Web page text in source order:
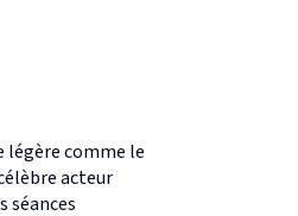
légère comme le
acteur
séances